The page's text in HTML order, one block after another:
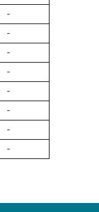
-
-
-
-
-
-
-
-